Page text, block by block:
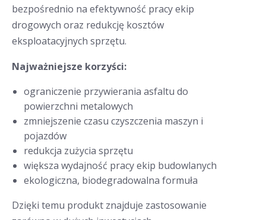
bezpośrednio na efektywność pracy ekip
drogowych oraz redukcję kosztów
eksploatacyjnych sprzętu.
Najważniejsze korzyści:
ograniczenie przywierania asfaltu do
powierzchni metalowych
zmniejszenie czasu czyszczenia maszyn i
pojazdów
redukcja zużycia sprzętu
większa wydajność pracy ekip budowlanych
ekologiczna, biodegradowalna formuła
Dzięki temu produkt znajduje zastosowanie